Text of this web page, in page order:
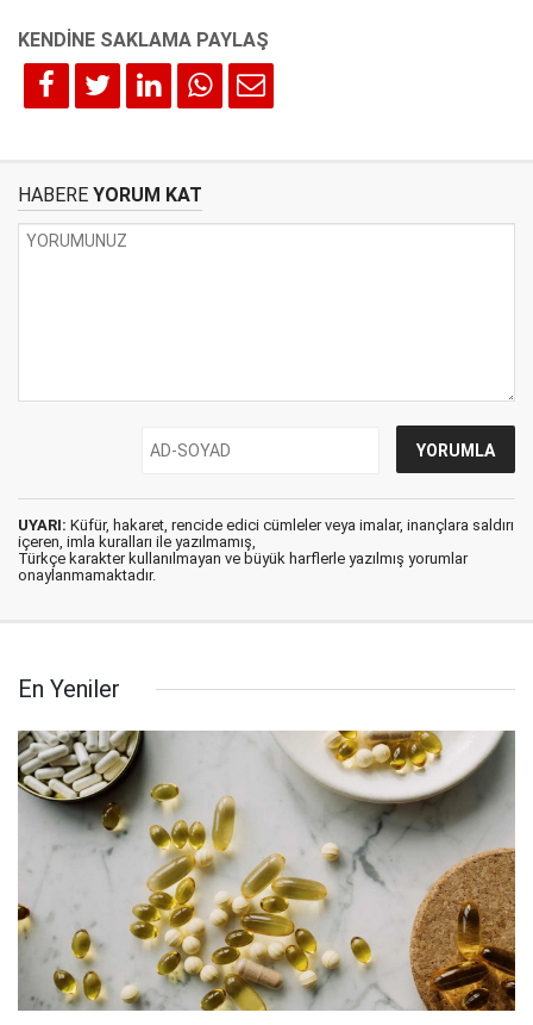
HABERE YORUM KAT
UYARI: Küfür, hakaret, rencide edici cümleler veya imalar, inançlara saldırı
içeren, imla kuralları ile yazılmamış,
Türkçe karakter kullanılmayan ve büyük harflerle yazılmış yorumlar
onaylanmamaktadır.
En Yeniler